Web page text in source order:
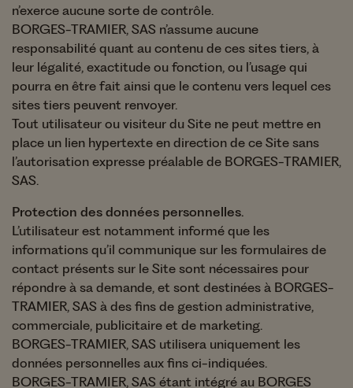
n’exerce aucune sorte de contrôle.
BORGES-TRAMIER, SAS n’assume aucune
responsabilité quant au contenu de ces sites tiers, à
leur légalité, exactitude ou fonction, ou l’usage qui
pourra en être fait ainsi que le contenu vers lequel ces
sites tiers peuvent renvoyer.
Tout utilisateur ou visiteur du Site ne peut mettre en
place un lien hypertexte en direction de ce Site sans
l’autorisation expresse préalable de BORGES-TRAMIER,
SAS.
Protection des données personnelles.
L’utilisateur est notamment informé que les
informations qu’il communique sur les formulaires de
contact présents sur le Site sont nécessaires pour
répondre à sa demande, et sont destinées à BORGES-
TRAMIER, SAS à des fins de gestion administrative,
commerciale, publicitaire et de marketing.
BORGES-TRAMIER, SAS utilisera uniquement les
données personnelles aux fins ci-indiquées.
BORGES-TRAMIER, SAS étant intégré au BORGES